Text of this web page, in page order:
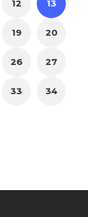
12 13
19 20
26 27
33 34